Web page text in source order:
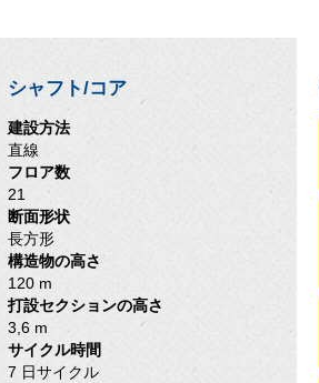
シャフト/コア
建設方法
直線
フロア数
21
断面形状
長方形
構造物の高さ
120 m
打設セクションの高さ
3,6 m
サイクル時間
7 日サイクル